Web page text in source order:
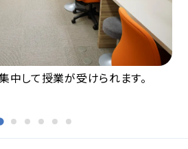
中して授業が受けられます。